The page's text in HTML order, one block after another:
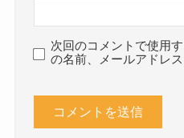
次回のコメントで使用
の名前、メールアドレ